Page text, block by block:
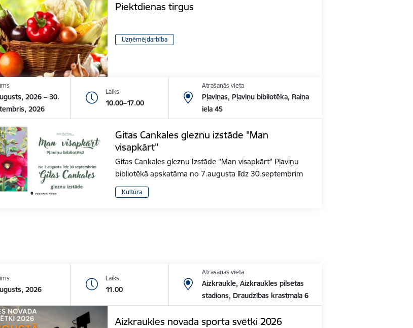
Piektdienas tirgus
Uzņēmējdarbība
2026 – 30.
2026
Laiks
10.00–17.00
Atrašanās vieta
Pļaviņas, Pļaviņu bibliotēka, Raiņa
iela 45
Gitas Cankales gleznu izstāde "Man
visapkārt"
Gitas Cankales gleznu Izstāde "Man visapkārt" Pļaviņu
bibliotēkā apskatāma no 7.augusta līdz 30.septembrim
Kultūra
2026
Laiks
11.00
Atrašanās vieta
Aizkraukle, Aizkraukles pilsētas
stadions, Draudzības krastmala 6
Aizkraukles novada sporta svētki 2026